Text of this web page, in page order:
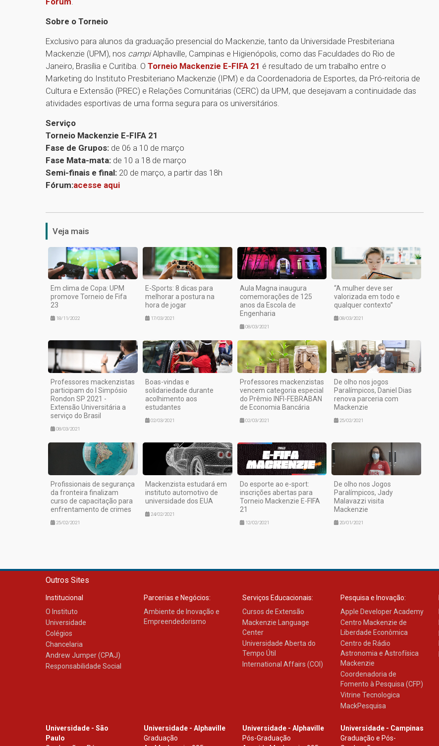
Sobre o Torneio
Exclusivo para alunos da graduação presencial do Mackenzie, tanto da Universidade Presbiteriana
Mackenzie (UPM), nos campiAlphaville, Campinas e Higienópolis, como das Faculdades do Rio de
Janeiro, Brasília e Curitiba. O Torneio Mackenzie E-FIFA 21 é resultado de um trabalho entre o
Marketing do Instituto Presbiteriano Mackenzie (IPM) e da Coordenadoria de Esportes, da Pró-reitoria de
Cultura e Extensão (PREC) e Relações Comunitárias (CERC) da UPM, que desejavam a continuidade das
atividades esportivas de uma forma segura para os universitários.
Serviço
Torneio Mackenzie E-FIFA 21
Fase de Grupos: de 06 a 10 de março
Fase Mata-mata: de 10 a 18 de março
Semi-finais e final: 20 de março, a partir das 18h
Fórum:acesse aqui
Veja mais
Em clima de Copa: UPM
promove Torneio de Fifa
23
18/11/2022
E-Sports: 8 dicas para
melhorar a postura na
hora de jogar
17/03/2021
Aula Magna inaugura
comemorações de 125
anos da Escola de
Engenharia
08/03/2021
“A mulher deve ser
valorizada em todo e
qualquer contexto”
08/03/2021
Professores mackenzistas
participam do I Simpósio
Rondon SP 2021 -
Extensão Universitária a
serviço do Brasil
08/03/2021
Boas-vindas e
solidariedade durante
acolhimento aos
estudantes
02/03/2021
Professores mackenzistas
vencem categoria especial
do Prêmio INFI-FEBRABAN
de Economia Bancária
02/03/2021
De olho nos jogos
Paralímpicos, Daniel Dias
renova parceria com
Mackenzie
25/02/2021
Profissionais de segurança
da fronteira finalizam
curso de capacitação para
enfrentamento de crimes
25/02/2021
Mackenzista estudará em
instituto automotivo de
universidade dos EUA
24/02/2021
Do esporte ao e-sport:
inscrições abertas para
Torneio Mackenzie E-FIFA
21
12/02/2021
De olho nos Jogos
Paralímpicos, Jady
Malavazzi visita
Mackenzie
20/01/2021
Outros Sites
Institucional
O Instituto
Universidade
Colégios
Chancelaria
Andrew Jumper (CPAJ)
Responsabilidade Social
Parcerias e Negócios:
Ambiente de Inovação e
Empreendedorismo
Serviços Educacionais:
Cursos de Extensão
Mackenzie Language
Center
Universidade Aberta do
Tempo Útil
International Affairs (COI)
Pesquisa e Inovação:
Apple Developer Academy
Centro Mackenzie de
Liberdade Econômica
Centro de Rádio
Astronomia e Astrofísica
Mackenzie
Coordenadoria de
Fomento à Pesquisa (CFP)
Vitrine Tecnologica
MackPesquisa
Universidade - São
Paulo
Universidade - Alphaville
Graduação
Universidade - Alphaville
Pós-Graduação
Universidade - Campinas
Graduação e Pós-